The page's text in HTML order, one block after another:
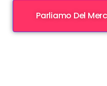
Parliamo Del